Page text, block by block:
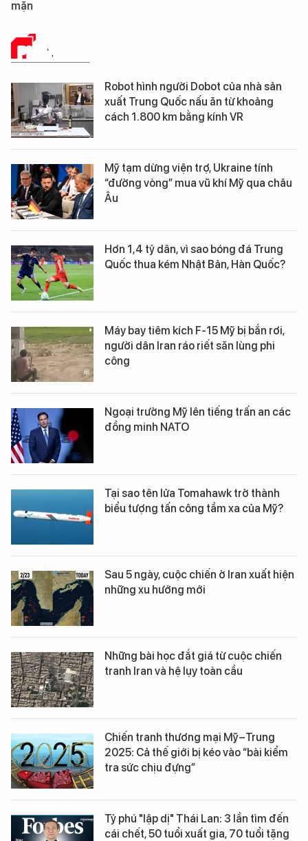
mặn
PHÂN TÍCH
Robot hình người Dobot của nhà sản
xuất Trung Quốc nấu ăn từ khoảng
cách 1.800 km bằng kính VR
Mỹ tạm dừng viện trợ, Ukraine tính
“đường vòng” mua vũ khí Mỹ qua châu
Âu
Hơn 1,4 tỷ dân, vì sao bóng đá Trung
Quốc thua kém Nhật Bản, Hàn Quốc?
Máy bay tiêm kích F-15 Mỹ bị bắn rơi,
người dân Iran ráo riết săn lùng phi
công
Ngoại trưởng Mỹ lên tiếng trấn an các
đồng minh NATO
Tại sao tên lửa Tomahawk trở thành
biểu tượng tấn công tầm xa của Mỹ?
Sau 5 ngày, cuộc chiến ở Iran xuất hiện
những xu hướng mới
Những bài học đắt giá từ cuộc chiến
tranh Iran và hệ lụy toàn cầu
Chiến tranh thương mại Mỹ–Trung
2025: Cả thế giới bị kéo vào “bài kiểm
tra sức chịu đựng”
Tỷ phú "lập dị" Thái Lan: 3 lần tìm đến
cái chết, 50 tuổi xuất gia, 70 tuổi tặng